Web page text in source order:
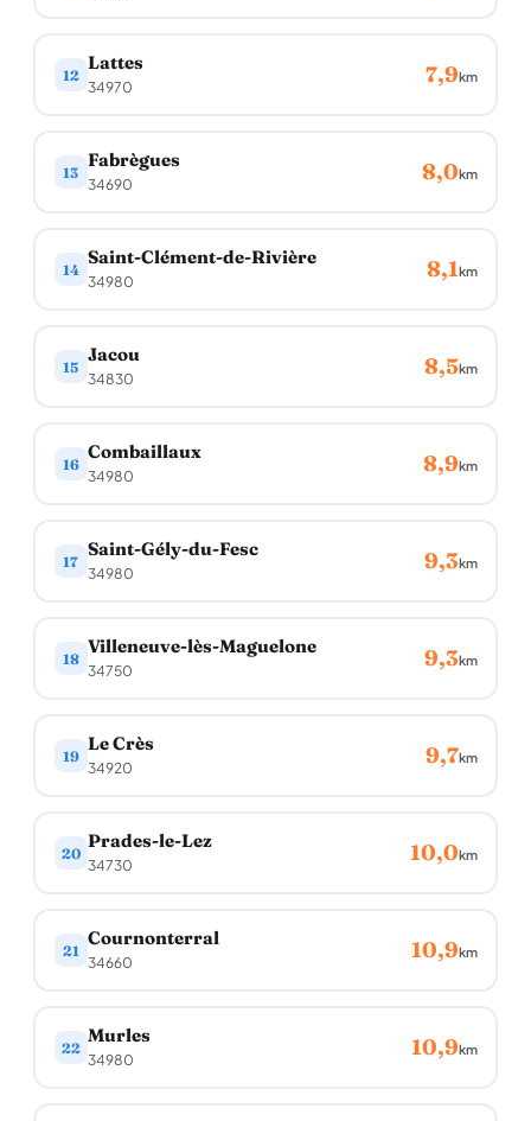
12
Lattes
34970 7,9km
13
Fabrègues
34690 8,0km
14
Saint-Clément-de-Rivière
34980 8,1km
15
Jacou
34830 8,5km
16
Combaillaux
34980 8,9km
17
Saint-Gély-du-Fesc
34980 9,3km
18
Villeneuve-lès-Maguelone
34750 9,3km
19
Le Crès
34920 9,7km
20
Prades-le-Lez
34730 10,0km
21
Cournonterral
34660 10,9km
22
Murles
34980 10,9km